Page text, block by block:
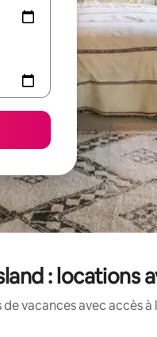
: locations
vacances avec